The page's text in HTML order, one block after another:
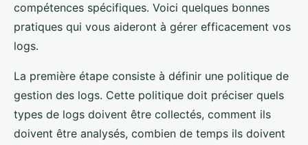
compétences spécifiques. Voici quelques bonnes
pratiques qui vous aideront à gérer efficacement vos
logs.
La première étape consiste à définir une politique de
gestion des logs. Cette politique doit préciser quels
types de logs doivent être collectés, comment ils
doivent être analysés, combien de temps ils doivent